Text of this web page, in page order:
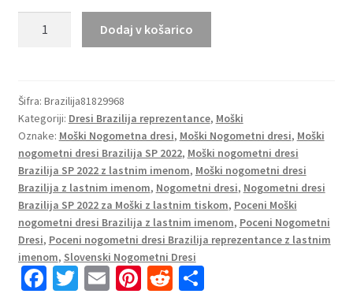
Gostujoči
SP
2022
Kratek
Rokav
+
Kratke
hlače
PAQUETA
količina
Dodaj v košarico
Šifra: Brazilija81829968
Kategoriji: Dresi Brazilija reprezentance, Moški
Oznake: Moški Nogometna dresi, Moški Nogometni dresi, Moški
nogometni dresi Brazilija SP 2022, Moški nogometni dresi
Brazilija SP 2022 z lastnim imenom, Moški nogometni dresi
Brazilija z lastnim imenom, Nogometni dresi, Nogometni dresi
Brazilija SP 2022 za Moški z lastnim tiskom, Poceni Moški
nogometni dresi Brazilija z lastnim imenom, Poceni Nogometni
Dresi, Poceni nogometni dresi Brazilija reprezentance z lastnim
imenom, Slovenski Nogometni Dresi
Fa T E Pi R S